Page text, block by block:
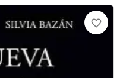
favorite_border